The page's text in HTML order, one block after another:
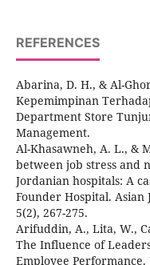
REFERENCES
Abarina, D. H., & Al-
Kepemimpinan
Department Store
Management.
Al-Khasawneh, A. L., &
between job stress and
Jordanian hospitals: A
Founder Hospital. Asian
5(2), 267-275.
Arifuddin, A., Lita, W.,
The Influence of
Employee